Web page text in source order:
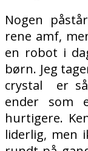
Nogen
rene amf,
en robot i
børn. Jeg
crystal er
ender som
hurtigere.
liderlig, men